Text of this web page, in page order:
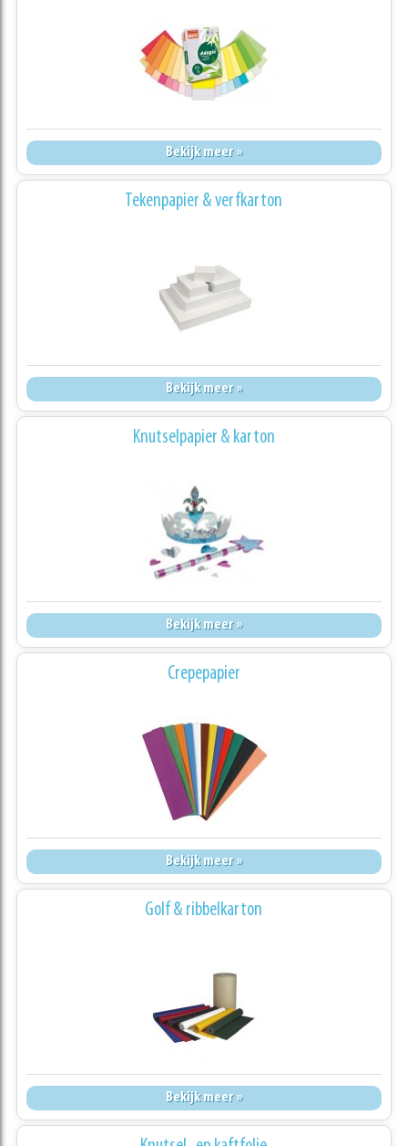
Bekijk meer »
Tekenpapier & verfkarton
Bekijk meer »
Knutselpapier & karton
Bekijk meer »
Crepepapier
Bekijk meer »
Golf & ribbelkarton
Bekijk meer »